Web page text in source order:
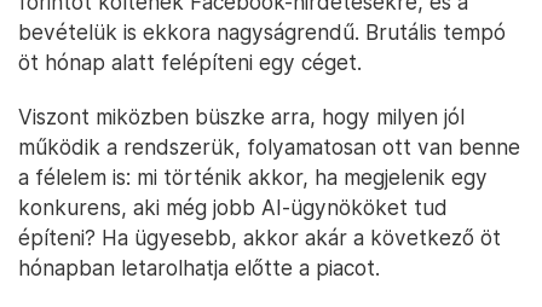
bevételük is ekkora nagyságrendű. Brutális tempó
öt hónap alatt felépíteni egy céget.
Viszont miközben büszke arra, hogy milyen jól
működik a rendszerük, folyamatosan ott van benne
a félelem is: mi történik akkor, ha megjelenik egy
konkurens, aki még jobb AI-ügynököket tud
építeni? Ha ügyesebb, akkor akár a következő öt
hónapban letarolhatja előtte a piacot.